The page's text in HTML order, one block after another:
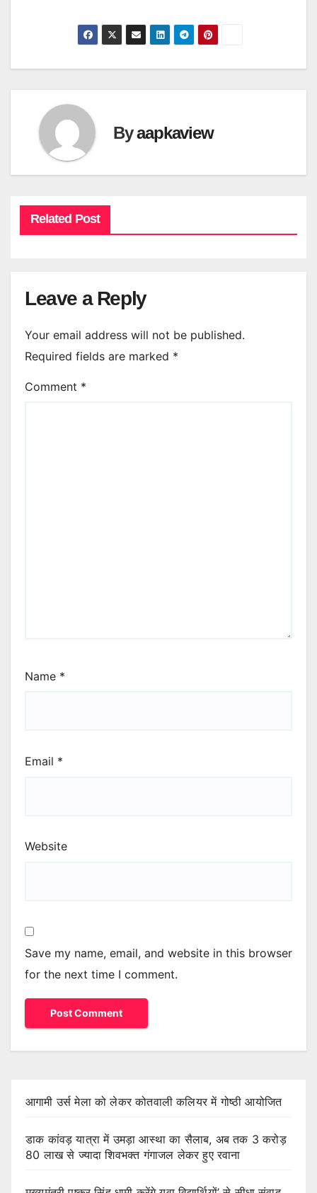
Byaapkaview
Related Post
Leave a Reply
Your email address will not be published.
Required fields are marked *
Comment *
Name *
Email *
Website
Save my name, email, and website in this browser
for the next time I comment.
आगामी उर्स मेला को लेकर कोतवाली कलियर में गोष्ठी आयोजित
डाक कांवड़ यात्रा में उमड़ा आस्था का सैलाब, अब तक 3 करोड़
80 लाख से ज्यादा शिवभक्त गंगाजल लेकर हुए रवाना